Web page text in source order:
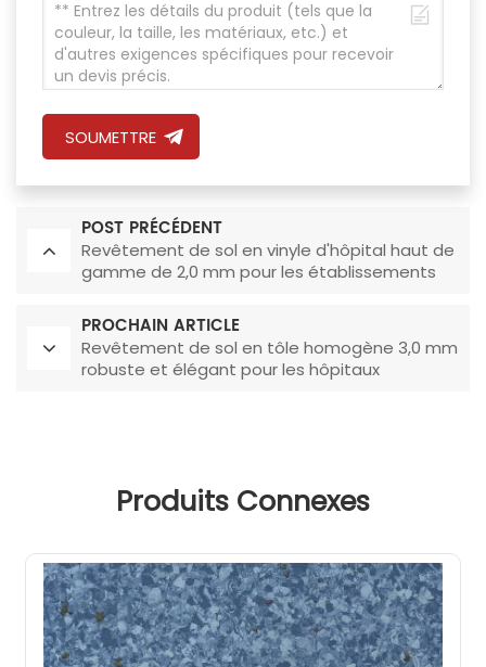
SOUMETTRE
POST PRÉCÉDENT
Revêtement de sol en vinyle d'hôpital haut de
gamme de 2,0 mm pour les établissements
PROCHAIN ARTICLE
Revêtement de sol en tôle homogène 3,0 mm
robuste et élégant pour les hôpitaux
Produits Connexes